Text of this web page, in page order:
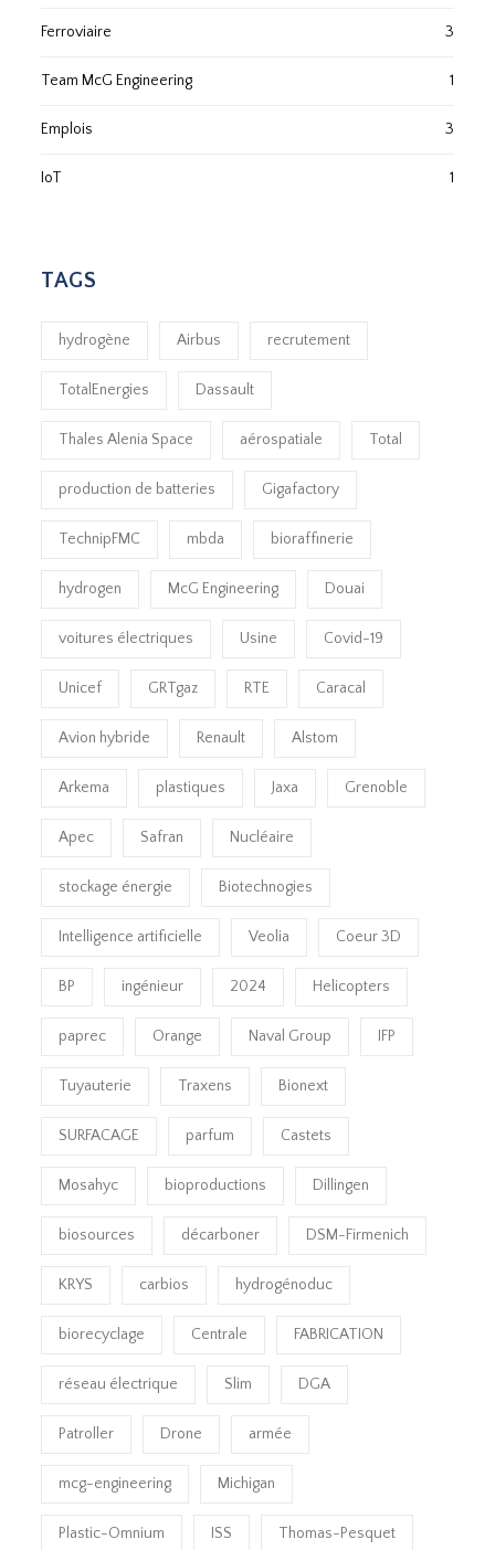
Ferroviaire 3
Team McG Engineering 1
Emplois 3
IoT 1
TAGS
hydrogène Airbus recrutement
TotalEnergies Dassault
Thales Alenia Space aérospatiale Total
production de batteries Gigafactory
TechnipFMC mbda bioraffinerie
hydrogen McG Engineering Douai
voitures électriques Usine Covid-19
Unicef GRTgaz RTE Caracal
Avion hybride Renault Alstom
Arkema plastiques Jaxa Grenoble
Apec Safran Nucléaire
stockage énergie Biotechnogies
Intelligence artificielle Veolia Coeur 3D
BP ingénieur 2024 Helicopters
paprec Orange Naval Group IFP
Tuyauterie Traxens Bionext
SURFACAGE parfum Castets
Mosahyc bioproductions Dillingen
biosources décarboner DSM-Firmenich
KRYS carbios hydrogénoduc
biorecyclage Centrale FABRICATION
réseau électrique Slim DGA
Patroller Drone armée
mcg-engineering Michigan
Plastic-Omnium ISS Thomas-Pesquet